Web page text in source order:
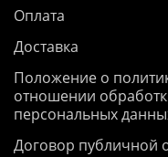
Оплата
Доставка
Положение о
отношении
персональных
Договор публичной